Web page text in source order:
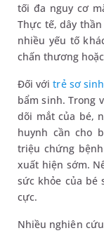
tối đa nguy cơ
Thực tế, dây
nhiều yếu tố
chấn thương
Đối vớitrẻ sơ sinh
bẩm sinh. Trong
dõi mắt của bé,
huynh cần cho
triệu chứng
xuất hiện sớm.
sức khỏe của bé
cực.
Nhiều nghiên